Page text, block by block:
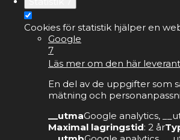
Cookies för statistik hjälper en
Google
7
Läs mer om den här
En del av de uppgifter som
mätning och
__utmaGoogle analytics,
Maximal lagringstid: 2 år